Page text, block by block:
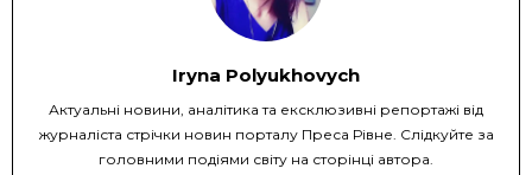
Iryna Polyukhovych
Актуальні новини, аналітика та ексклюзивні репортажі від
журналіста стрічки новин порталу Преса Рівне. Слідкуйте за
головними подіями світу на сторінці автора.